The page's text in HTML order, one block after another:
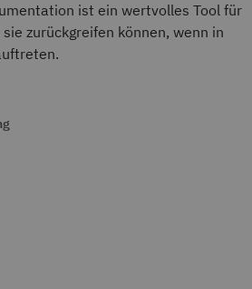
ist ein wertvolles Tool für
zurückgreifen können, wenn in